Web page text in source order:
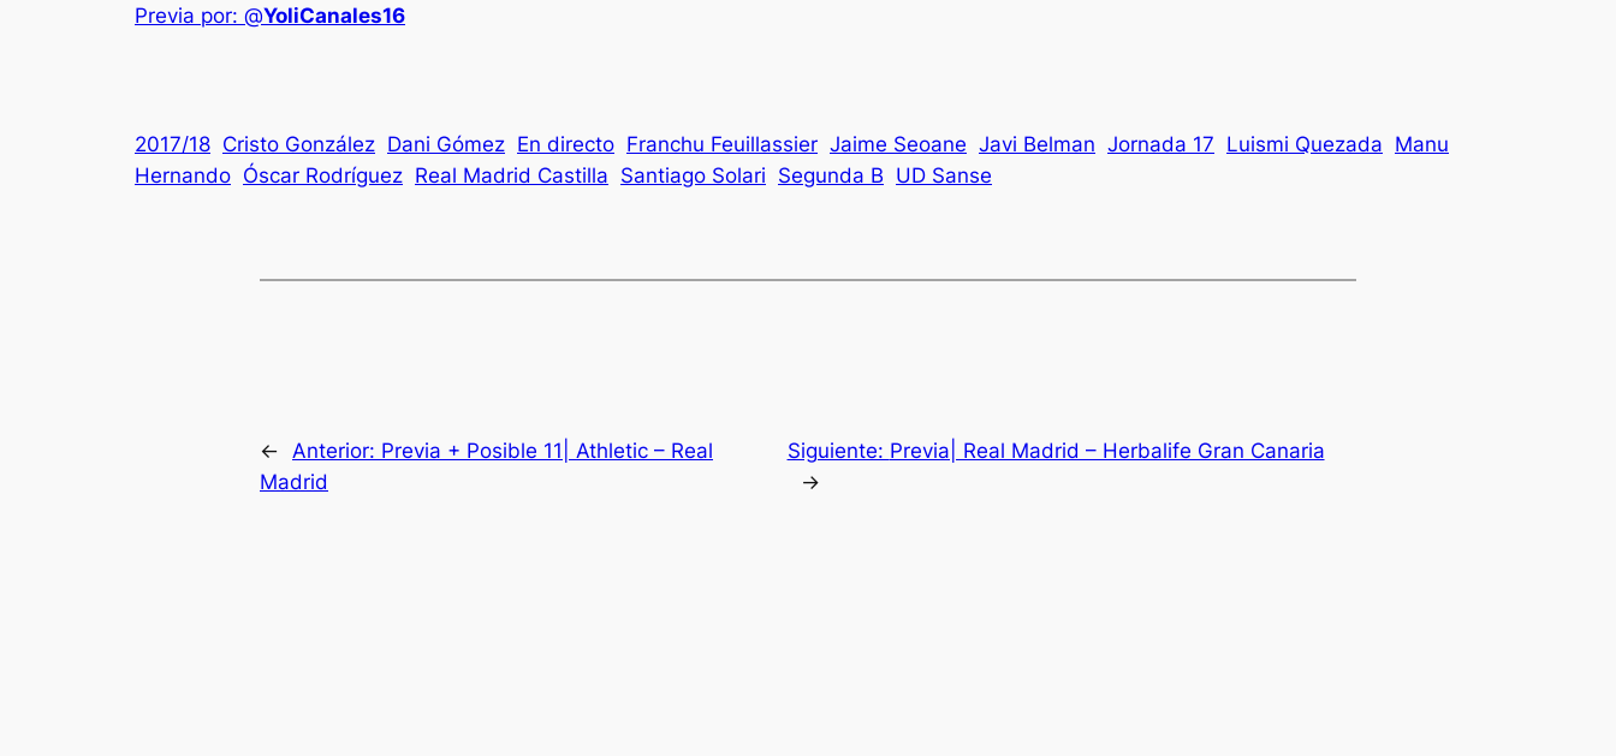
Previa por: @YoliCanales16
2017/18 Cristo González Dani Gómez En directo Franchu Feuillassier Jaime Seoane Javi Belman Jornada 17 Luismi Quezada Manu
Hernando Óscar Rodríguez Real Madrid Castilla Santiago Solari Segunda B UD Sanse
← Anterior: Previa + Posible 11| Athletic – Real
Madrid
Siguiente: Previa| Real Madrid – Herbalife Gran Canaria
→